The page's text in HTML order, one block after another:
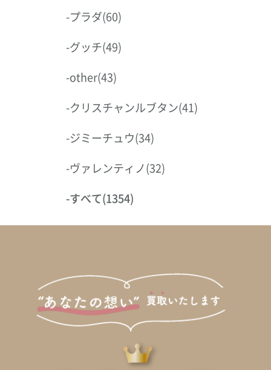
-プラダ(60)
-グッチ(49)
-other(43)
-クリスチャンルブタン(41)
-ジミーチュウ(34)
-ヴァレンティノ(32)
-すべて(1354)